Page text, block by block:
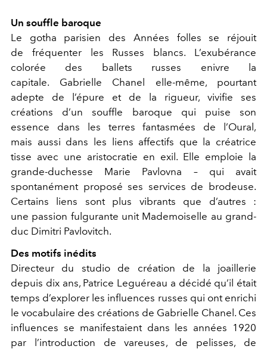
Un souffle baroque
Le gotha parisien des Années folles se réjouit
de fréquenter les Russes blancs. L’exubérance
colorée des ballets russes enivre la
capitale. Gabrielle Chanel elle-même, pourtant
adepte de l’épure et de la rigueur, vivifie ses
créations d’un souffle baroque qui puise son
essence dans les terres fantasmées de l’Oural,
mais aussi dans les liens affectifs que la créatrice
tisse avec une aristocratie en exil. Elle emploie la
grande-duchesse Marie Pavlovna – qui avait
spontanément proposé ses services de brodeuse.
Certains liens sont plus vibrants que d’autres :
une passion fulgurante unit Mademoiselle au grand-
duc Dimitri Pavlovitch.
Des motifs inédits
Directeur du studio de création de la joaillerie
depuis dix ans, Patrice Leguéreau a décidé qu’il était
temps d’explorer les influences russes qui ont enrichi
le vocabulaire des créations de Gabrielle Chanel. Ces
influences se manifestaient dans les années 1920
par l’introduction de vareuses, de pelisses, de